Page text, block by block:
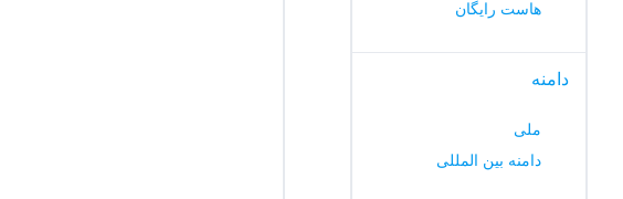
هاست رایگان
دامنه
ملی
دامنه بین المللی